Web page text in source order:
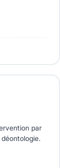
par